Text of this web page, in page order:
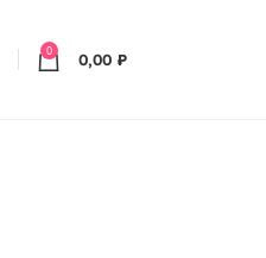
0 0,00 ₽